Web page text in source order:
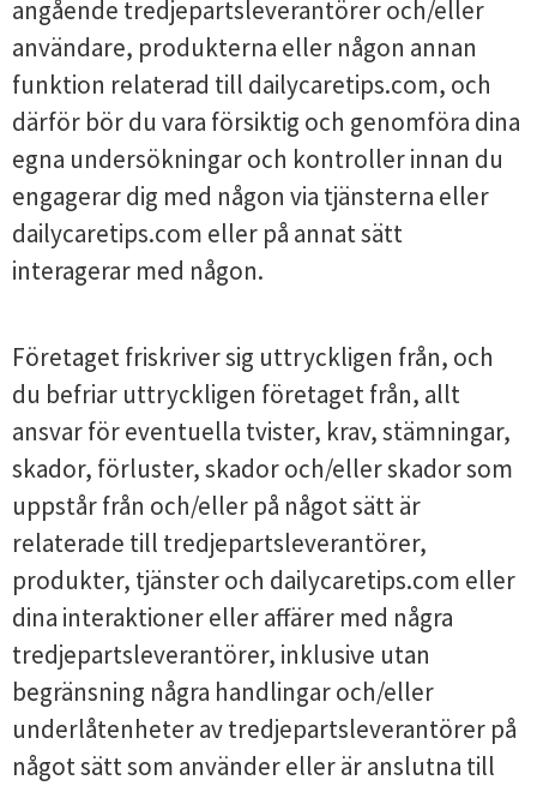
angående tredjepartsleverantörer och/eller
användare, produkterna eller någon annan
funktion relaterad till dailycaretips.com, och
därför bör du vara försiktig och genomföra dina
egna undersökningar och kontroller innan du
engagerar dig med någon via tjänsterna eller
dailycaretips.com eller på annat sätt
interagerar med någon.
Företaget friskriver sig uttryckligen från, och
du befriar uttryckligen företaget från, allt
ansvar för eventuella tvister, krav, stämningar,
skador, förluster, skador och/eller skador som
uppstår från och/eller på något sätt är
relaterade till tredjepartsleverantörer,
produkter, tjänster och dailycaretips.com eller
dina interaktioner eller affärer med några
tredjepartsleverantörer, inklusive utan
begränsning några handlingar och/eller
underlåtenheter av tredjepartsleverantörer på
något sätt som använder eller är anslutna till